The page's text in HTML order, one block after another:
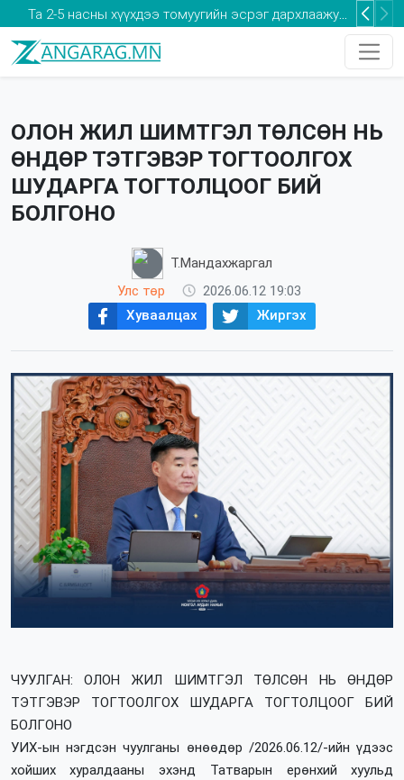
Та 2-5 насны хүүхдээ томуугийн эсрэг дархлаажуулалтад хамруулаарай
ОЛОН ЖИЛ ШИМТГЭЛ ТӨЛСӨН НЬ
ӨНДӨР ТЭТГЭВЭР ТОГТООЛГОХ
ШУДАРГА ТОГТОЛЦООГ БИЙ
БОЛГОНО
Т.Мандахжаргал
Улс төр
2026.06.12 19:03
Хуваалцах
Жиргэх
ЧУУЛГАН: ОЛОН ЖИЛ ШИМТГЭЛ ТӨЛСӨН НЬ ӨНДӨР
ТЭТГЭВЭР ТОГТООЛГОХ ШУДАРГА ТОГТОЛЦООГ БИЙ
БОЛГОНО
УИХ-ын нэгдсэн чуулганы өнөөдөр /2026.06.12/-ийн үдээс
хойших хуралдааны эхэнд Татварын ерөнхий хуульд